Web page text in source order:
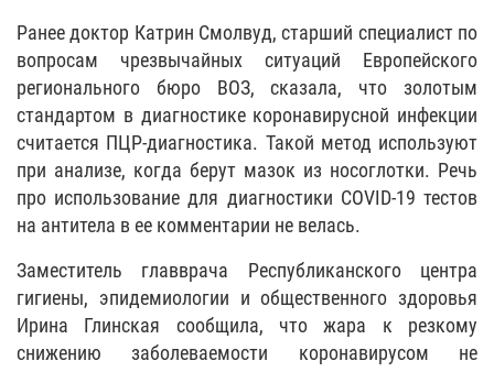
Ранее доктор Катрин Смолвуд, старший специалист по
вопросам чрезвычайных ситуаций Европейского
регионального бюро ВОЗ, сказала, что золотым
стандартом в диагностике коронавирусной инфекции
считается ПЦР-диагностика. Такой метод используют
при анализе, когда берут мазок из носоглотки. Речь
про использование для диагностики COVID-19 тестов
на антитела в ее комментарии не велась.
Заместитель главврача Республиканского центра
гигиены, эпидемиологии и общественного здоровья
Ирина Глинская сообщила, что жара к резкому
снижению заболеваемости коронавирусом не